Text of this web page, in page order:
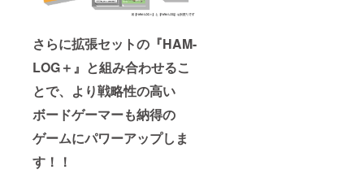
さらに拡張セットの『HAM-
LOG＋』と組み合わせるこ
とで、より戦略性の高い
ボードゲーマーも納得の
ゲームにパワーアップしま
す！！